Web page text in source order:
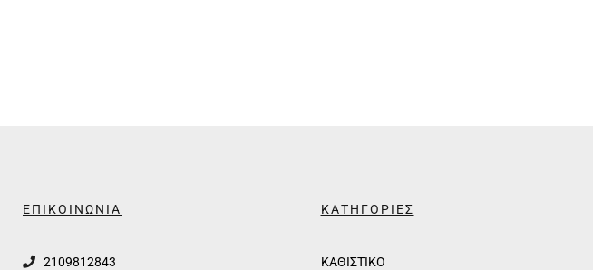
ΕΠΙΚΟΙΝΩΝΙΑ
2109812843
ΚΑΤΗΓΟΡΙΕΣ
ΚΑΘΙΣΤΙΚΟ